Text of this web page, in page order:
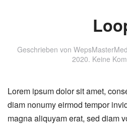
Geschrieben von
2020. Keine
Lorem ipsum dolor sit amet,
diam nonumy eirmod tempor
magna aliquyam erat, sed diam